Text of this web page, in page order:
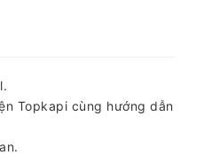
Topkapi cùng hướng dẫn